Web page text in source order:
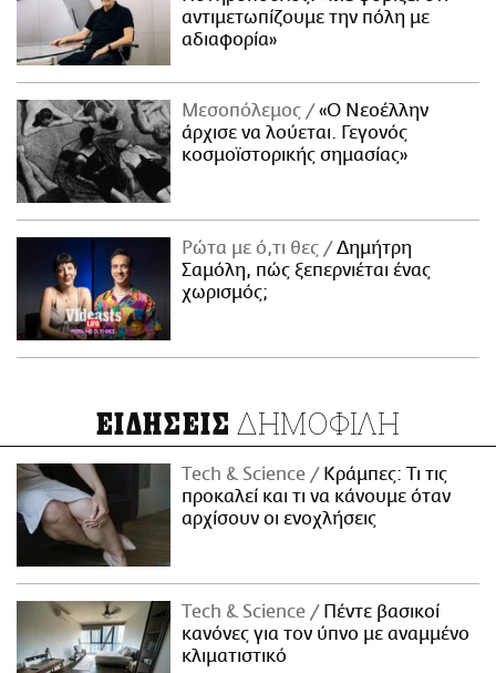
αντιμετωπίζουμε την πόλη με
αδιαφορία»
Μεσοπόλεμος
«Ο Νεοέλλην
άρχισε να λούεται. Γεγονός
κοσμοϊστορικής σημασίας»
Ρώτα με ό,τι θες
Δημήτρη
Σαμόλη, πώς ξεπερνιέται ένας
χωρισμός;
ΕΙΔΗΣΕΙΣ ΔΗΜΟΦΙΛΗ
Τech & Science
Κράμπες: Τι τις
προκαλεί και τι να κάνουμε όταν
αρχίσουν οι ενοχλήσεις
Τech & Science
Πέντε βασικοί
κανόνες για τον ύπνο με αναμμένο
κλιματιστικό